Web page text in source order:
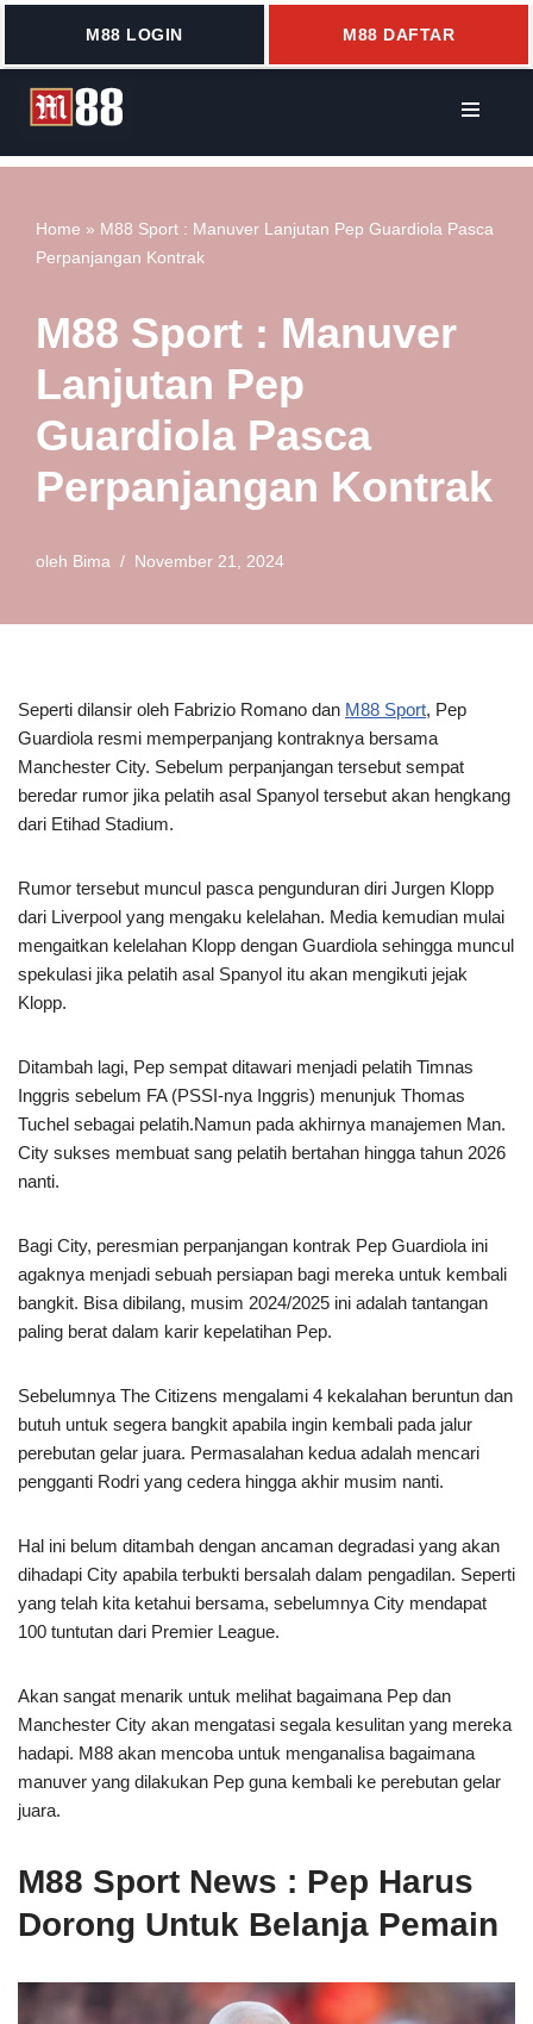
Lompat
ke
M88 LOGIN M88 DAFTAR
Home » M88 Sport : Manuver Lanjutan Pep Guardiola Pasca
Perpanjangan Kontrak
M88 Sport : Manuver
Lanjutan Pep
Guardiola Pasca
Perpanjangan Kontrak
oleh Bima November 21, 2024
Seperti dilansir oleh Fabrizio Romano dan M88 Sport, Pep
Guardiola resmi memperpanjang kontraknya bersama
Manchester City. Sebelum perpanjangan tersebut sempat
beredar rumor jika pelatih asal Spanyol tersebut akan hengkang
dari Etihad Stadium.
Rumor tersebut muncul pasca pengunduran diri Jurgen Klopp
dari Liverpool yang mengaku kelelahan. Media kemudian mulai
mengaitkan kelelahan Klopp dengan Guardiola sehingga muncul
spekulasi jika pelatih asal Spanyol itu akan mengikuti jejak
Klopp.
Ditambah lagi, Pep sempat ditawari menjadi pelatih Timnas
Inggris sebelum FA (PSSI-nya Inggris) menunjuk Thomas
Tuchel sebagai pelatih.Namun pada akhirnya manajemen Man.
City sukses membuat sang pelatih bertahan hingga tahun 2026
nanti.
Bagi City, peresmian perpanjangan kontrak Pep Guardiola ini
agaknya menjadi sebuah persiapan bagi mereka untuk kembali
bangkit. Bisa dibilang, musim 2024/2025 ini adalah tantangan
paling berat dalam karir kepelatihan Pep.
Sebelumnya The Citizens mengalami 4 kekalahan beruntun dan
butuh untuk segera bangkit apabila ingin kembali pada jalur
perebutan gelar juara. Permasalahan kedua adalah mencari
pengganti Rodri yang cedera hingga akhir musim nanti.
Hal ini belum ditambah dengan ancaman degradasi yang akan
dihadapi City apabila terbukti bersalah dalam pengadilan. Seperti
yang telah kita ketahui bersama, sebelumnya City mendapat
100 tuntutan dari Premier League.
Akan sangat menarik untuk melihat bagaimana Pep dan
Manchester City akan mengatasi segala kesulitan yang mereka
hadapi. M88 akan mencoba untuk menganalisa bagaimana
manuver yang dilakukan Pep guna kembali ke perebutan gelar
juara.
M88 Sport News : Pep Harus
Dorong Untuk Belanja Pemain